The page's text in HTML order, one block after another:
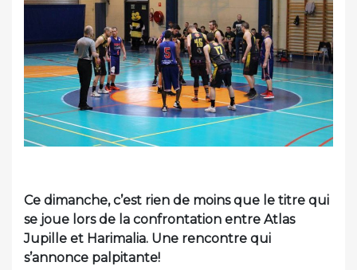
Ce dimanche, c’est rien de moins que le titre qui
se joue lors de la confrontation entre Atlas
Jupille et Harimalia. Une rencontre qui
s’annonce palpitante!